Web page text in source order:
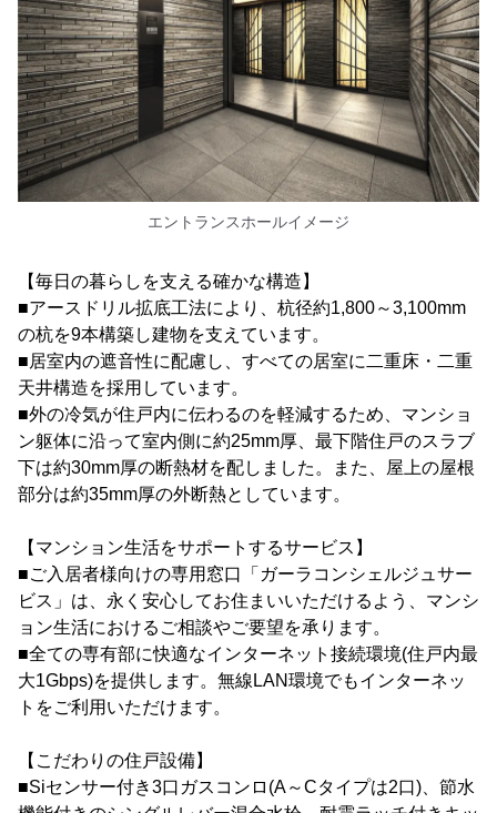
エントランスホールイメージ
【毎日の暮らしを支える確かな構造】
■アースドリル拡底工法により、杭径約1,800～3,100mm
の杭を9本構築し建物を支えています。
■居室内の遮音性に配慮し、すべての居室に二重床・二重
天井構造を採用しています。
■外の冷気が住戸内に伝わるのを軽減するため、マンショ
ン躯体に沿って室内側に約25mm厚、最下階住戸のスラブ
下は約30mm厚の断熱材を配しました。また、屋上の屋根
部分は約35mm厚の外断熱としています。
【マンション生活をサポートするサービス】
■ご入居者様向けの専用窓口「ガーラコンシェルジュサー
ビス」は、永く安心してお住まいいただけるよう、マンシ
ョン生活におけるご相談やご要望を承ります。
■全ての専有部に快適なインターネット接続環境(住戸内最
大1Gbps)を提供します。無線LAN環境でもインターネッ
トをご利用いただけます。
【こだわりの住戸設備】
■Siセンサー付き3口ガスコンロ(A～Cタイプは2口)、節水